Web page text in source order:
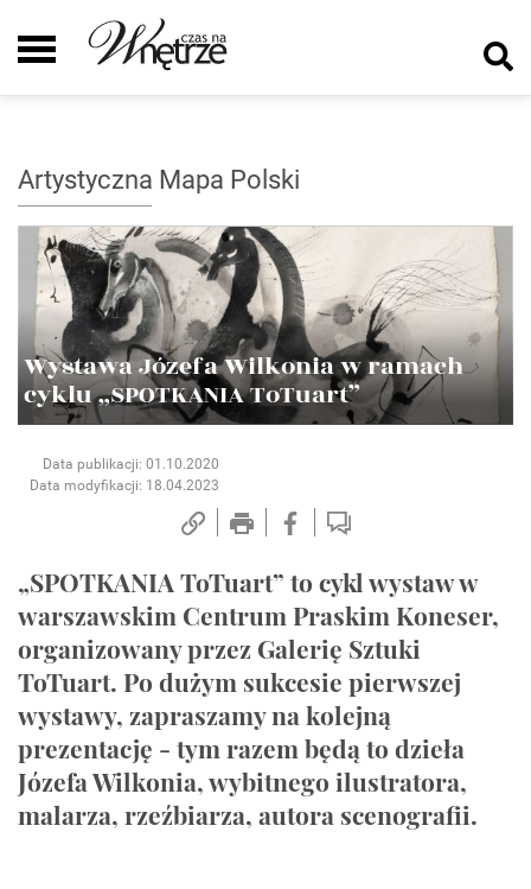
Artystyczna Mapa Polski
Wystawa Józefa Wilkonia w ramach
cyklu „SPOTKANIA ToTuart”
Data publikacji: 01.10.2020
Data modyfikacji: 18.04.2023
„SPOTKANIA ToTuart” to cykl wystaw w
warszawskim Centrum Praskim Koneser,
organizowany przez Galerię Sztuki
ToTuart. Po dużym sukcesie pierwszej
wystawy, zapraszamy na kolejną
prezentację - tym razem będą to dzieła
Józefa Wilkonia, wybitnego ilustratora,
malarza, rzeźbiarza, autora scenografii.